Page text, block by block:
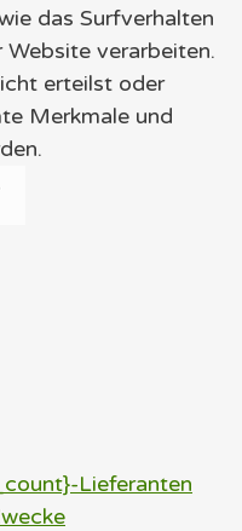
das Surfverhalten
verarbeiten.
erteilst oder
Merkmale und
Lieferanten